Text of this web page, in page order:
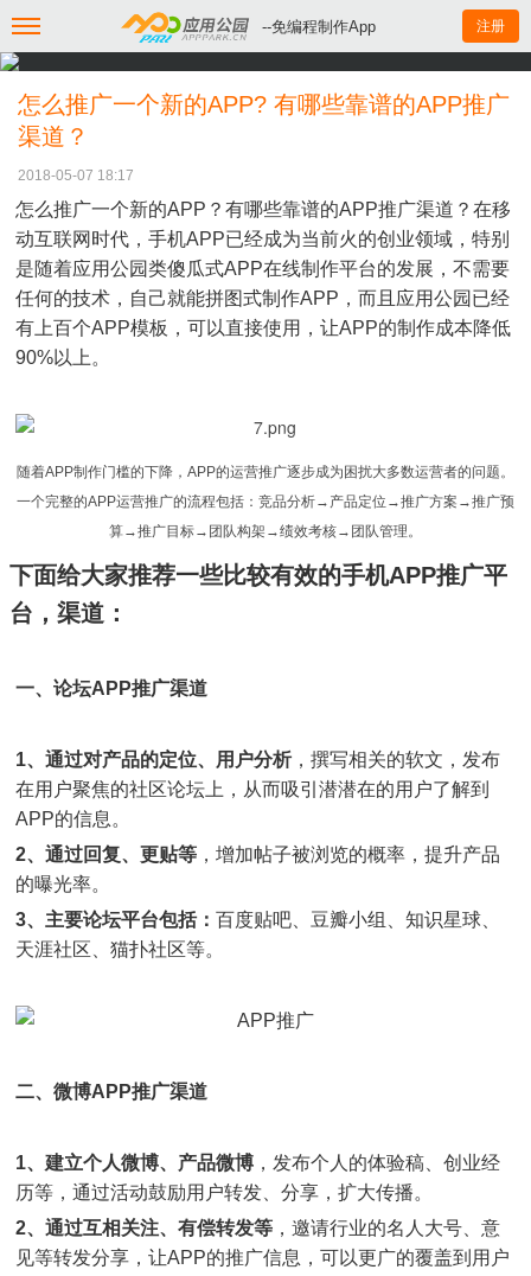
--免编程制作App 注册
怎么推广一个新的APP? 有哪些靠谱的APP推广
渠道？
2018-05-07 18:17
怎么推广一个新的APP？有哪些靠谱的APP推广渠道？在移
动互联网时代，手机APP已经成为当前火的创业领域，特别
是随着应用公园类傻瓜式APP在线制作平台的发展，不需要
任何的技术，自己就能拼图式制作APP，而且应用公园已经
有上百个APP模板，可以直接使用，让APP的制作成本降低
90%以上。
随着APP制作门槛的下降，APP的运营推广逐步成为困扰大多数运营者的问题。
一个完整的APP运营推广的流程包括：竞品分析→产品定位→推广方案→推广预
算→推广目标→团队构架→绩效考核→团队管理。
下面给大家推荐一些比较有效的手机APP推广平
台，渠道：
一、论坛APP推广渠道
1、通过对产品的定位、用户分析，撰写相关的软文，发布
在用户聚焦的社区论坛上，从而吸引潜潜在的用户了解到
APP的信息。
2、通过回复、更贴等 ，增加帖子被浏览的概率，提升产品
的曝光率。
3、主要论坛平台包括： 百度贴吧、豆瓣小组、知识星球、
天涯社区、猫扑社区等。
二、微博APP推广渠道
1、建立个人微博、产品微博 ，发布个人的体验稿、创业经
历等，通过活动鼓励用户转发、分享，扩大传播。
2、通过互相关注、有偿转发等 ，邀请行业的名人大号、意
见等转发分享，让APP的推广信息，可以更广的覆盖到用户